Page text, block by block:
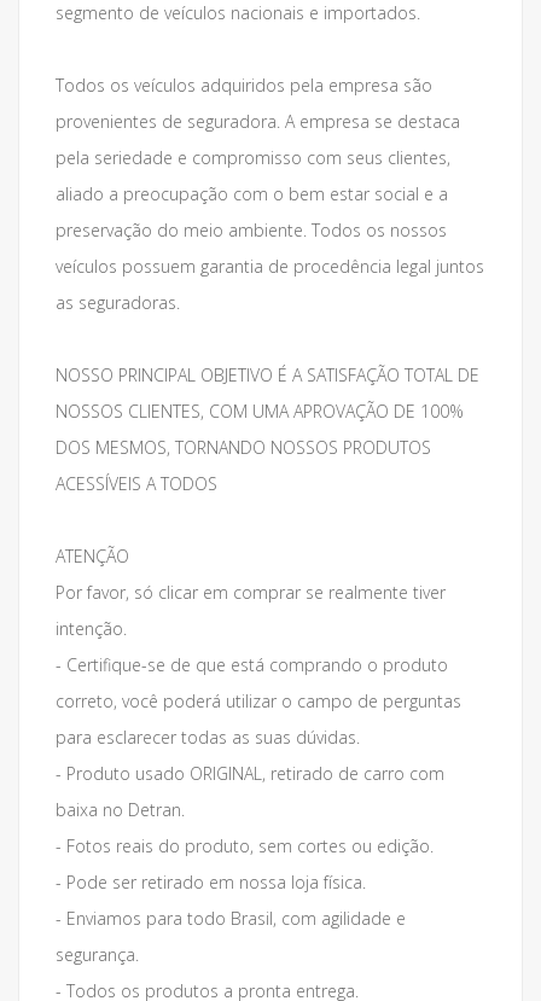
segmento de veículos nacionais e importados.
Todos os veículos adquiridos pela empresa são
provenientes de seguradora. A empresa se destaca
pela seriedade e compromisso com seus clientes,
aliado a preocupação com o bem estar social e a
preservação do meio ambiente. Todos os nossos
veículos possuem garantia de procedência legal juntos
as seguradoras.
NOSSO PRINCIPAL OBJETIVO É A SATISFAÇÃO TOTAL DE
NOSSOS CLIENTES, COM UMA APROVAÇÃO DE 100%
DOS MESMOS, TORNANDO NOSSOS PRODUTOS
ACESSÍVEIS A TODOS
ATENÇÃO
Por favor, só clicar em comprar se realmente tiver
intenção.
- Certifique-se de que está comprando o produto
correto, você poderá utilizar o campo de perguntas
para esclarecer todas as suas dúvidas.
- Produto usado ORIGINAL, retirado de carro com
baixa no Detran.
- Fotos reais do produto, sem cortes ou edição.
- Pode ser retirado em nossa loja física.
- Enviamos para todo Brasil, com agilidade e
segurança.
- Todos os produtos a pronta entrega.